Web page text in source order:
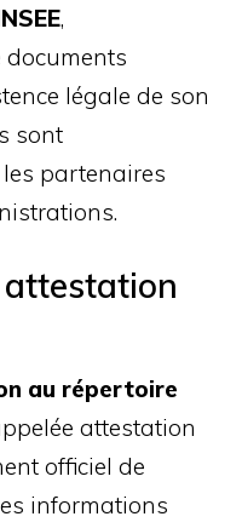
,
documents
légale de son
sont
partenaires
attestation
au répertoire
attestation
officiel de
informations